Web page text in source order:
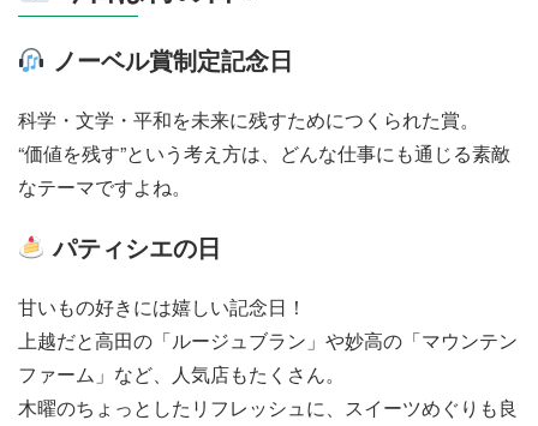
ノーベル賞制定記念日
科学・文学・平和を未来に残すためにつくられた賞。
“価値を残す”という考え方は、どんな仕事にも通じる素敵
なテーマですよね。
パティシエの日
甘いもの好きには嬉しい記念日！
上越だと高田の「ルージュブラン」や妙高の「マウンテン
ファーム」など、人気店もたくさん。
木曜のちょっとしたリフレッシュに、スイーツめぐりも良